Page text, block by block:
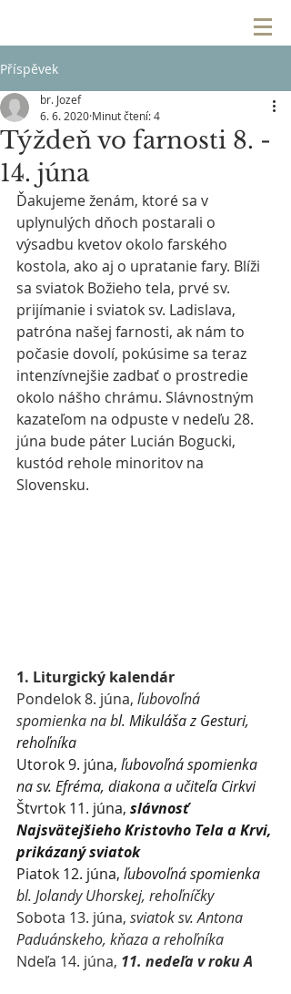
Příspěvek
Týždeň vo farnosti 8. -
14. júna
br. Jozef
6. 6. 2020 Minut čtení: 4
Ďakujeme ženám, ktoré sa v
uplynulých dňoch postarali o
výsadbu kvetov okolo farského
kostola, ako aj o upratanie fary. Blíži
sa sviatok Božieho tela, prvé sv.
prijímanie i sviatok sv. Ladislava,
patróna našej farnosti, ak nám to
počasie dovolí, pokúsime sa teraz
intenzívnejšie zadbať o prostredie
okolo nášho chrámu. Slávnostným
kazateľom na odpuste v nedeľu 28.
júna bude páter Lucián Bogucki,
kustód rehole minoritov na
Slovensku.
1. Liturgický kalendár
Pondelok 8. júna, ľubovoľná
spomienka na bl. Mikuláša z Gesturi,
rehoľníka
Utorok 9. júna, ľubovoľná spomienka
na sv. Efréma, diakona a učiteľa Cirkvi
Štvrtok 11. júna, slávnosť
Najsvätejšieho Kristovho Tela a Krvi,
prikázaný sviatok
Piatok 12. júna, ľubovoľná spomienka
bl. Jolandy Uhorskej, rehoľníčky
Sobota 13. júna, sviatok sv. Antona
Paduánskeho, kňaza a rehoľníka
Ndeľa 14. júna, 11. nedeľa v roku A